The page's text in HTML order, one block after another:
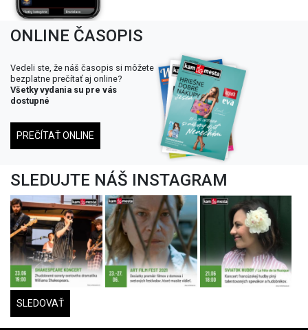
ONLINE ČASOPIS
Vedeli ste, že náš časopis si môžete
bezplatne prečítať aj online?
Všetky vydania su pre vás
dostupné
PREČÍTAŤ ONLINE
SLEDUJTE NÁŠ INSTAGRAM
SLEDOVAŤ